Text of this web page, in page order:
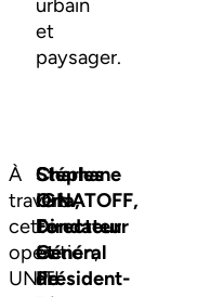
urbain
et
paysager.
À
travers
cette
opération,
UNITI
Stéphane
Oria,
Fondateur
et
Président-
Charles
IGNATOFF,
Directeur
Général
de